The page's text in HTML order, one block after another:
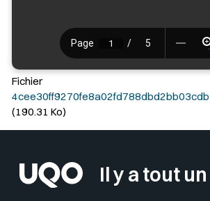
Fichier
(190.31 Ko)
Il y a tout